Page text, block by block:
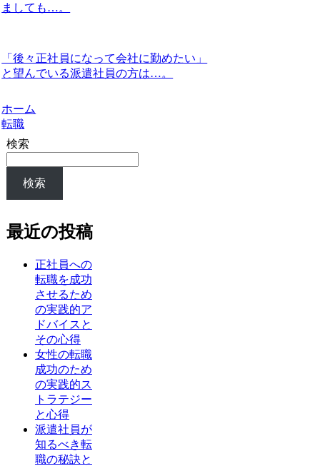
ましても…。
「後々正社員になって会社に勤めたい」
と望んでいる派遣社員の方は…。
ホーム
転職
検索
検索
最近の投稿
正社員への
転職を成功
させるため
の実践的ア
ドバイスと
その心得
女性の転職
成功のため
の実践的ス
トラテジー
と心得
派遣社員が
知るべき転
職の秘訣と